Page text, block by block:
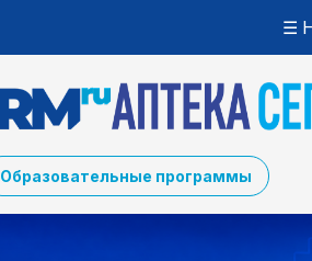
☰
Образовательные программы